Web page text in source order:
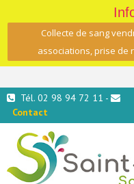
Tél. 02 98 94 72 11 -
Contact
Collecte de sang
associations, prise de